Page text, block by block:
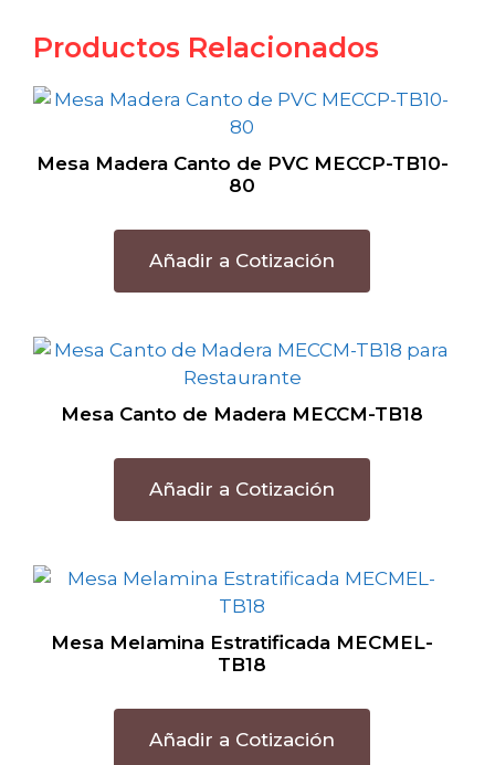
Productos Relacionados
Mesa Madera Canto de PVC MECCP-TB10-
80
Añadir a Cotización
Mesa Canto de Madera MECCM-TB18
Añadir a Cotización
Mesa Melamina Estratificada MECMEL-
TB18
Añadir a Cotización